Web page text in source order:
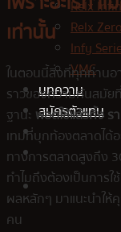
Relx
Relx
Infy
VMC
บทความ
สมัครตัวแทน
เท่านั้น
ในตอนนี้สิ่งที่ทุกท่านอา
ราวของความทันสมัย
ฐานะ พอตใช้แล้วทิ้ง ร
เทมที่บุกท้องตลาดได้
ทางการตลาดสูงถึง
ทำไมถึงต้องเป็นการใช้
ผลหลักๆ มาแนะนำให้
คน